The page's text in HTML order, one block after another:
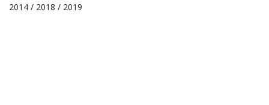
2014 / 2018 / 2019